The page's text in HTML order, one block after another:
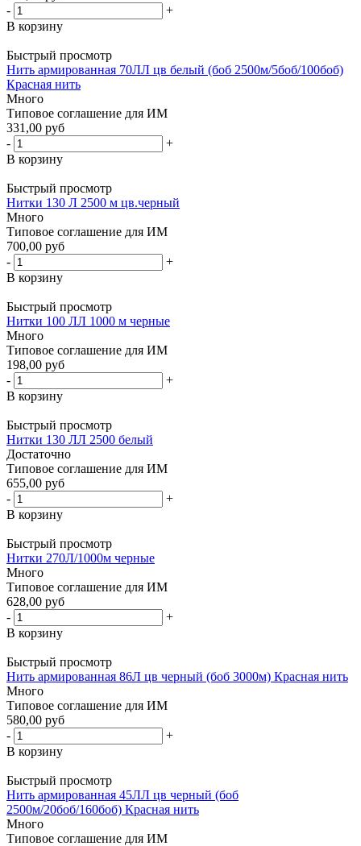
-
+
В корзину
Быстрый просмотр
Нить армированная 70ЛЛ цв белый (боб 2500м/5боб/100боб)
Красная нить
Много
Типовое соглашение для ИМ
331,00 руб
-
+
В корзину
Быстрый просмотр
Нитки 130 Л 2500 м цв.черный
Много
Типовое соглашение для ИМ
700,00 руб
-
+
В корзину
Быстрый просмотр
Нитки 100 ЛЛ 1000 м черные
Много
Типовое соглашение для ИМ
198,00 руб
-
+
В корзину
Быстрый просмотр
Нитки 130 ЛЛ 2500 белый
Достаточно
Типовое соглашение для ИМ
655,00 руб
-
+
В корзину
Быстрый просмотр
Нитки 270Л/1000м черные
Много
Типовое соглашение для ИМ
628,00 руб
-
+
В корзину
Быстрый просмотр
Нить армированная 86Л цв черный (боб 3000м) Красная нить
Много
Типовое соглашение для ИМ
580,00 руб
-
+
В корзину
Быстрый просмотр
Нить армированная 45ЛЛ цв черный (боб
2500м/20боб/160боб) Красная нить
Много
Типовое соглашение для ИМ